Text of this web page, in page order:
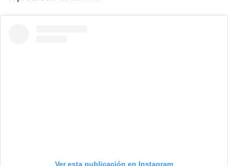
Ver esta publicación en Instagram